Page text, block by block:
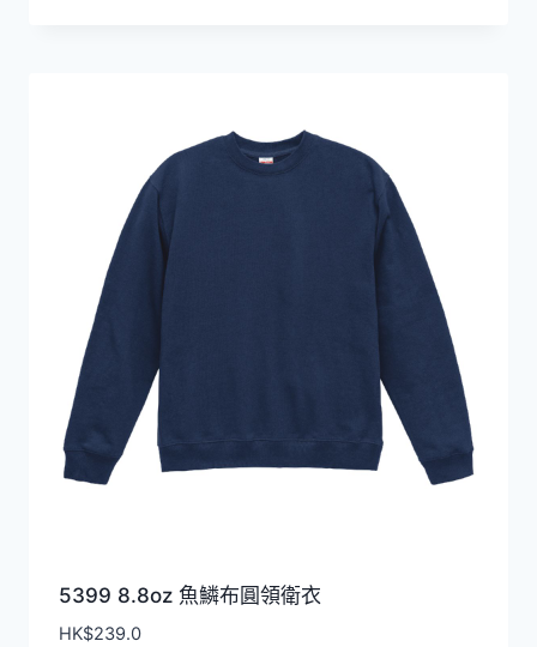
5399 8.8oz 魚鱗布圓領衛衣
HK$239.0